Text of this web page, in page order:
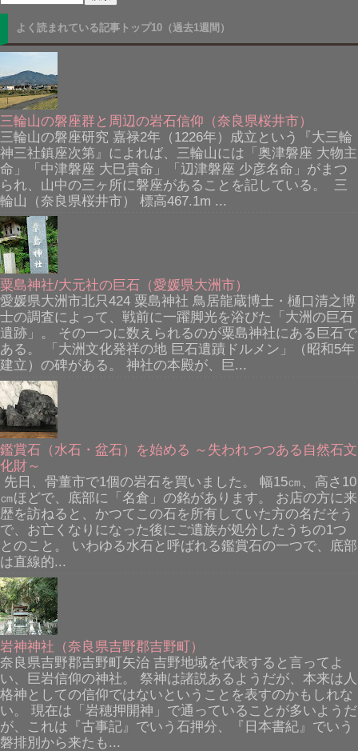
よく読まれている記事トップ10（過去1週間）
三輪山の磐座群と周辺の岩石信仰（奈良県桜井市）
三輪山の磐座研究 嘉禄2年（1226年）成立という『大三輪
神三社鎮座次第』によれば、三輪山には「奥津磐座 大物主
命」「中津磐座 大巳貴命」「辺津磐座 少彦名命」がまつ
られ、山中の三ヶ所に磐座があることを記している。 三
輪山（奈良県桜井市） 標高467.1m ...
粟島神社/大元社の巨石（愛媛県大洲市）
愛媛県大洲市北只424 粟島神社 鳥居龍蔵博士・樋口清之博
士の調査によって、戦前に一躍脚光を浴びた「大洲の巨石
遺跡」。 その一つに数えられるのが粟島神社にある巨石で
ある。 「大洲文化発祥の地 巨石遺蹟ドルメン」（昭和5年
建立）の碑がある。 神社の本殿が、巨...
鑑賞石（水石・盆石）を始める ～失われつつある自然石文
化財～
先日、骨董市で1個の岩石を買いました。 幅15㎝、高さ10
㎝ほどで、底部に「名倉」の銘があります。 お店の方に来
歴を訪ねると、かつてこの石を所有していた方の名だそう
で、お亡くなりになった後にご遺族が処分したうちの1つ
とのこと。 いわゆる水石と呼ばれる鑑賞石の一つで、底部
は直線的...
岩神神社（奈良県吉野郡吉野町）
奈良県吉野郡吉野町矢治 吉野地域を代表すると言ってよ
い、巨岩信仰の神社。 祭神は諸説あるようだが、本来は人
格神としての信仰ではないということを表すのかもしれな
い。 現在は「岩穂押開神」で通っていることが多いようだ
が、これは『古事記』でいう石押分、『日本書紀』でいう
磐排別から来たも...